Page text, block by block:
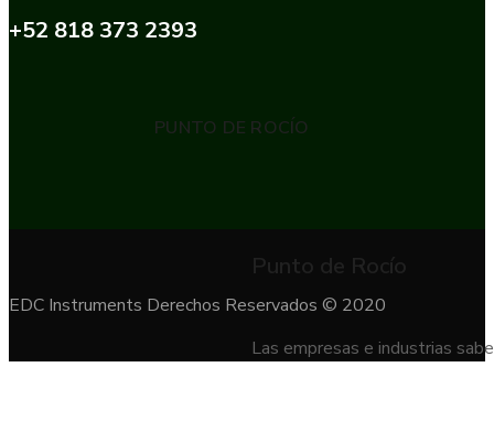
PUNTO DE ROCÍO
Punto de Rocío
Las empresas e industrias
+52 818 373 2393
EDC Instruments Derechos Reservados © 2020